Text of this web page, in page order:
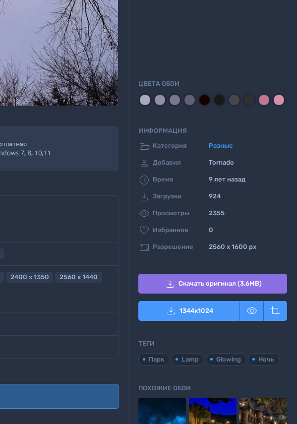
2400 x 1350 2560 x 1440
ЦВЕТА ОБОИ
ИНФОРМАЦИЯ
 Категория Разные
 Добавил Tornado
 Время 9 лет назад
 Загрузки 924
 Просмотры 2355
 Избранное 0
 Разрешение 2560 x 1600 px
 Скачать оригинал (3.6MB)
 1344x1024  
ТЕГИ
Парк Lamp Glowing Ночь
ПОХОЖИЕ ОБОИ